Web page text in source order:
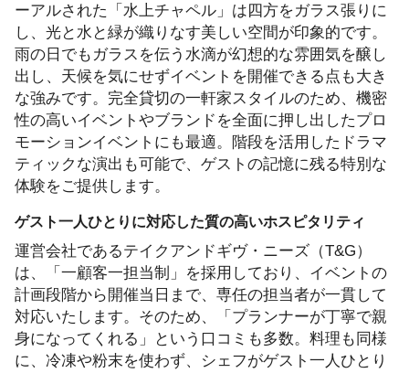
ーアルされた「水上チャペル」は四方をガラス張りに
し、光と水と緑が織りなす美しい空間が印象的です。
雨の日でもガラスを伝う水滴が幻想的な雰囲気を醸し
出し、天候を気にせずイベントを開催できる点も大き
な強みです。完全貸切の一軒家スタイルのため、機密
性の高いイベントやブランドを全面に押し出したプロ
モーションイベントにも最適。階段を活用したドラマ
ティックな演出も可能で、ゲストの記憶に残る特別な
体験をご提供します。
ゲスト一人ひとりに対応した質の高いホスピタリティ
運営会社であるテイクアンドギヴ・ニーズ（T&G）
は、「一顧客一担当制」を採用しており、イベントの
計画段階から開催当日まで、専任の担当者が一貫して
対応いたします。そのため、「プランナーが丁寧で親
身になってくれる」という口コミも多数。料理も同様
に、冷凍や粉末を使わず、シェフがゲスト一人ひとり